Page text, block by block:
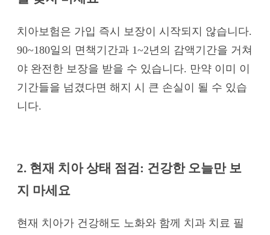
치아보험은 가입 즉시 보장이 시작되지 않습니다.
90~180일의 면책기간과 1~2년의 감액기간을 거쳐
야 완전한 보장을 받을 수 있습니다. 만약 이미 이
기간들을 넘겼다면 해지 시 큰 손실이 될 수 있습
니다.
2. 현재 치아 상태 점검: 건강한 오늘만 보
지 마세요
현재 치아가 건강해도 노화와 함께 치과 치료 필